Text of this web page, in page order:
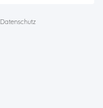
Datenschutz